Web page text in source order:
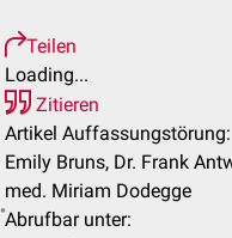
Teilen
Loading...
Zitieren
Artikel Auffassungstörung:
Emily Bruns, Dr. Frank
med. Miriam Dodegge
Abrufbar unter: